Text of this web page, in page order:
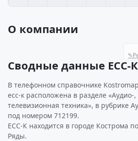
О компании
✎
Сводные данные ЕСС-К
В телефонном справочнике
есс-к расположена в разделе «Аудио-,
телевизионная техника», в рубрике
под номером 712199.
ЕСС-К находится в городе Кострома
Ряды.